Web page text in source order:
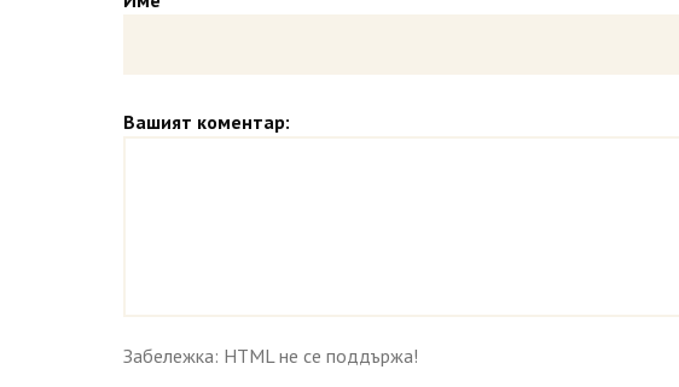
Вашият коментар:
Забележка: HTML не се поддържа!